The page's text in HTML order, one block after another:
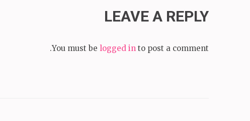
LEAVE A REPLY
You must be logged in to post a comment.